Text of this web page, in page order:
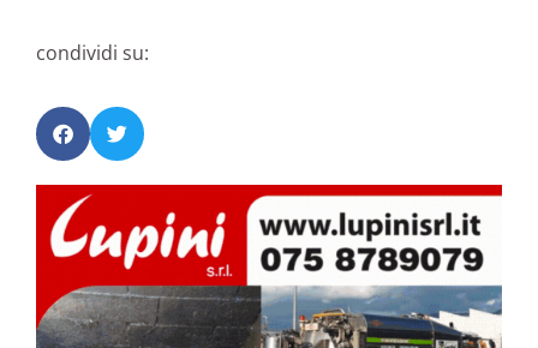
condividi su: